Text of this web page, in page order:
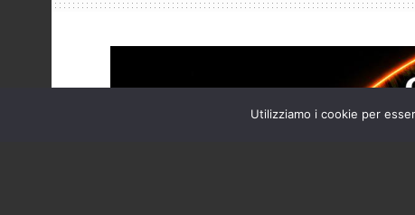
Utilizziamo i cookie per